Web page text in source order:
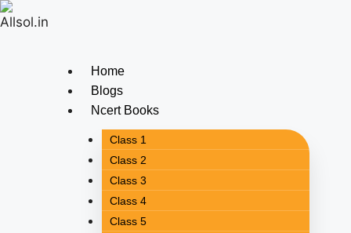
Home
Blogs
Ncert Books
Class 1
Class 2
Class 3
Class 4
Class 5